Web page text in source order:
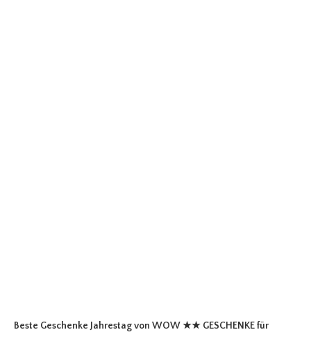
Beste Geschenke Jahrestagvon WOW ★★ GESCHENKE für